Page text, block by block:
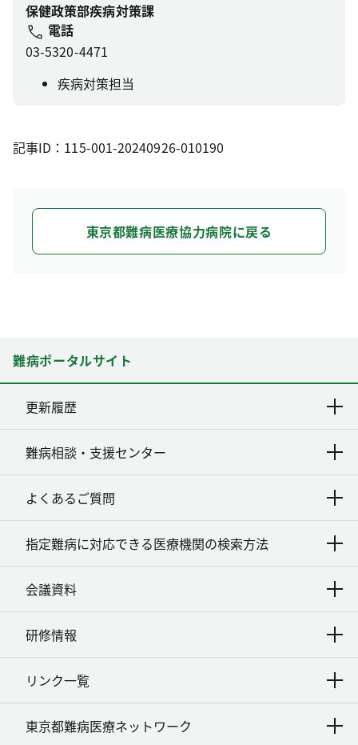
保健政策部疾病対策課
電話
03-5320-4471
疾病対策担当
記事ID：115-001-20240926-010190
東京都難病医療協力病院に戻る
難病ポータルサイト
更新履歴
難病相談・支援センター
よくあるご質問
指定難病に対応できる医療機関の検索方法
会議資料
研修情報
リンク一覧
東京都難病医療ネットワーク